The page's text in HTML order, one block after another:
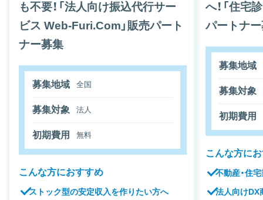
も不要！「法人向け振込代行サー
ビス Web-Furi.Com」販売パート
ナー募集
募集地域 全国
募集対象 法人
初期費用 無料
こんな方におすすめ
ストック型の安定収入を作りたい方へ
へ！「住宅
パートナ
募集地域
募集対象
初期費用
こんな方に
不動産・住
法人向けDX